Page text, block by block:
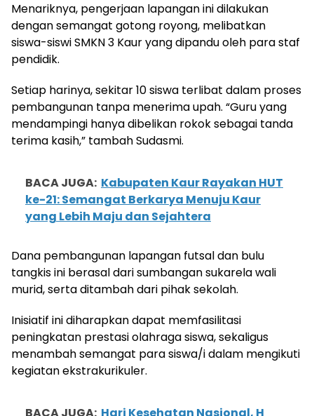
Menariknya, pengerjaan lapangan ini dilakukan
dengan semangat gotong royong, melibatkan
siswa-siswi SMKN 3 Kaur yang dipandu oleh para staf
pendidik.
Setiap harinya, sekitar 10 siswa terlibat dalam proses
pembangunan tanpa menerima upah. “Guru yang
mendampingi hanya dibelikan rokok sebagai tanda
terima kasih,” tambah Sudasmi.
BACA JUGA: Kabupaten Kaur Rayakan HUT
ke-21: Semangat Berkarya Menuju Kaur
yang Lebih Maju dan Sejahtera
Dana pembangunan lapangan futsal dan bulu
tangkis ini berasal dari sumbangan sukarela wali
murid, serta ditambah dari pihak sekolah.
Inisiatif ini diharapkan dapat memfasilitasi
peningkatan prestasi olahraga siswa, sekaligus
menambah semangat para siswa/i dalam mengikuti
kegiatan ekstrakurikuler.